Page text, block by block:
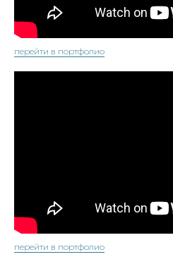
перейти в портфолио
перейти в портфолио